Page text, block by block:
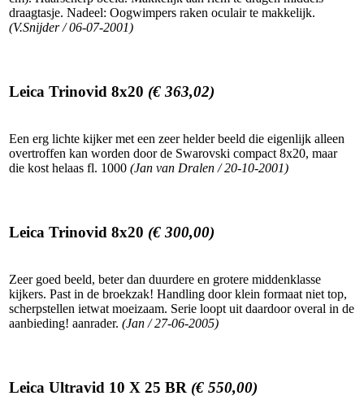
draagtasje. Nadeel: Oogwimpers raken oculair te makkelijk.
(V.Snijder / 06-07-2001)
Leica Trinovid 8x20 (€ 363,02)
Een erg lichte kijker met een zeer helder beeld die eigenlijk alleen
overtroffen kan worden door de Swarovski compact 8x20, maar
die kost helaas fl. 1000 (Jan van Dralen / 20-10-2001)
Leica Trinovid 8x20 (€ 300,00)
Zeer goed beeld, beter dan duurdere en grotere middenklasse
kijkers. Past in de broekzak! Handling door klein formaat niet top,
scherpstellen ietwat moeizaam. Serie loopt uit daardoor overal in de
aanbieding! aanrader. (Jan / 27-06-2005)
Leica Ultravid 10 X 25 BR (€ 550,00)